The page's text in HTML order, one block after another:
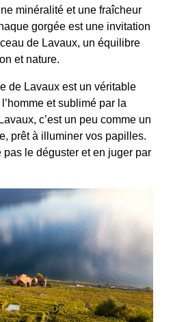
minéralité et une fraîcheur
gorgée est une invitation
de Lavaux, un équilibre
et nature.
de Lavaux est un véritable
et sublimé par la
c’est un peu comme un
prêt à illuminer vos papilles.
le déguster et en juger par